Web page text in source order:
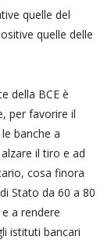
quelle del
quelle delle
della BCE è
per favorire il
banche a
il tiro e ad
cosa finora
Stato da 60 a 80
a rendere
istituti bancari